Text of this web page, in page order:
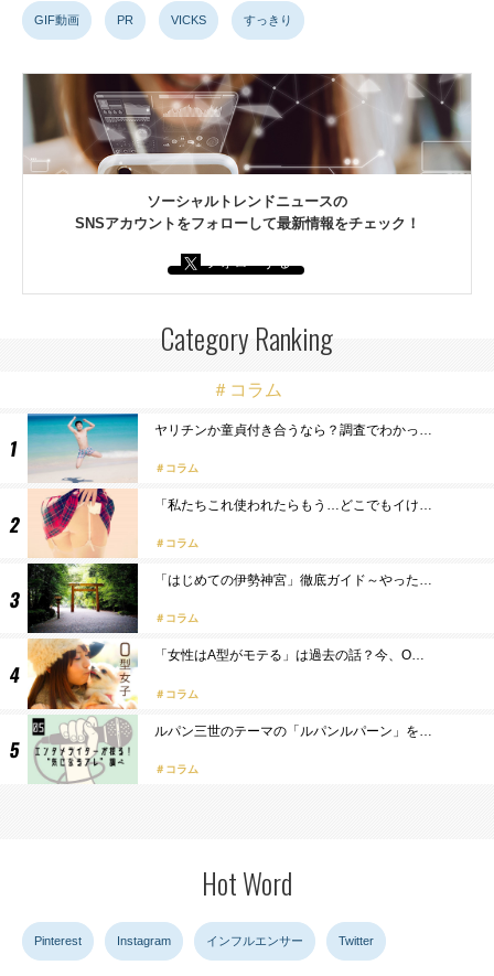
GIF動画 PR VICKS すっきり
ソーシャルトレンドニュースの
SNSアカウントをフォローして最新情報をチェック！
Category Ranking
＃コラム
ヤリチンか童貞付き合うなら？調査でわかっ…
コラム
「私たちこれ使われたらもう…どこでもイけ…
コラム
「はじめての伊勢神宮」徹底ガイド～やった…
コラム
「女性はA型がモテる」は過去の話？今、O…
コラム
ルパン三世のテーマの「ルパンルパーン」を…
コラム
Hot Word
Pinterest Instagram インフルエンサー Twitter